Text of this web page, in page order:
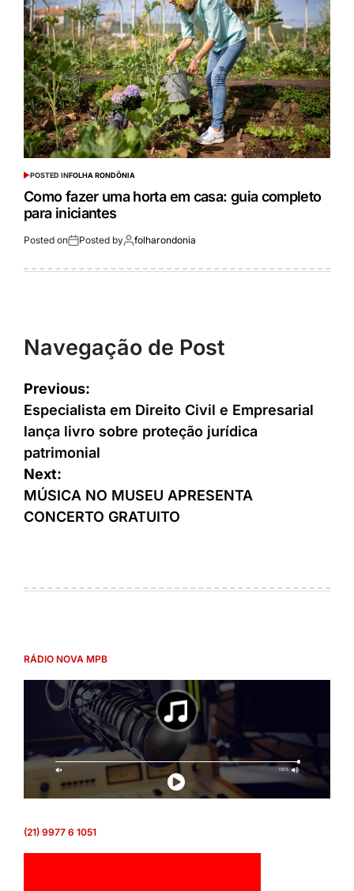
POSTED INFOLHA RONDÔNIA
Como fazer uma horta em casa: guia completo
para iniciantes
Posted on Posted by folharondonia
Navegação de Post
Previous:
Especialista em Direito Civil e Empresarial
lança livro sobre proteção jurídica
patrimonial
Next:
MÚSICA NO MUSEU APRESENTA
CONCERTO GRATUITO
RÁDIO NOVA MPB
(21) 9977 6 1051